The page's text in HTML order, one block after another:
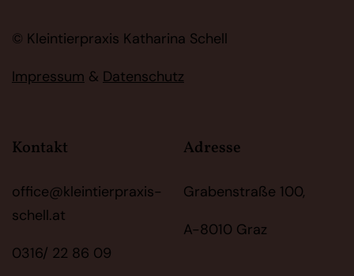
© Kleintierpraxis Katharina Schell
Impressum & Datenschutz
Kontakt
office@kleintierpraxis-
schell.at
0316/ 22 86 09
Adresse
Grabenstraße 100,
A-8010 Graz